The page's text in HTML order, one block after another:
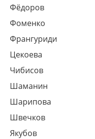
Фёдоров
Фоменко
Франгуриди
Цекоева
Чибисов
Шаманин
Шарипова
Швечков
Якубов